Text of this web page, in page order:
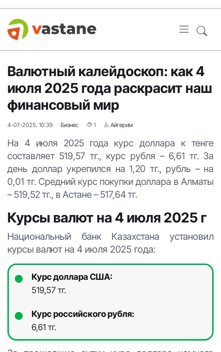
Валютный калейдоскоп: как 4
июля 2025 года раскрасит наш
финансовый мир
4-07-2025, 10:39 Бизнес 1 Айгерим
На 4 июля 2025 года курс доллара к тенге
составляет 519,57 тг., курс рубля – 6,61 тг. За
день доллар укрепился на 1,20 тг., рубль – на
0,01 тг. Средний курс покупки доллара в Алматы
– 519,52 тг., в Астане – 517,64 тг.
Курсы валют на 4 июля 2025 г
Национальный банк Казахстана установил
курсы валют на 4 июля 2025 года:
Курс доллара США:
519,57 тг.
Курс российского рубля:
6,61 тг.